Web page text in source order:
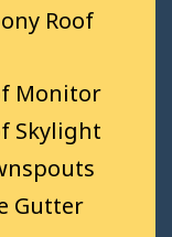
Roof
Monitor
Skylight
Gutter